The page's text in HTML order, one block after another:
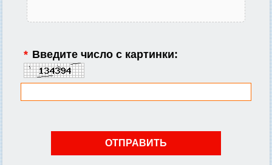
* Введите число с картинки: